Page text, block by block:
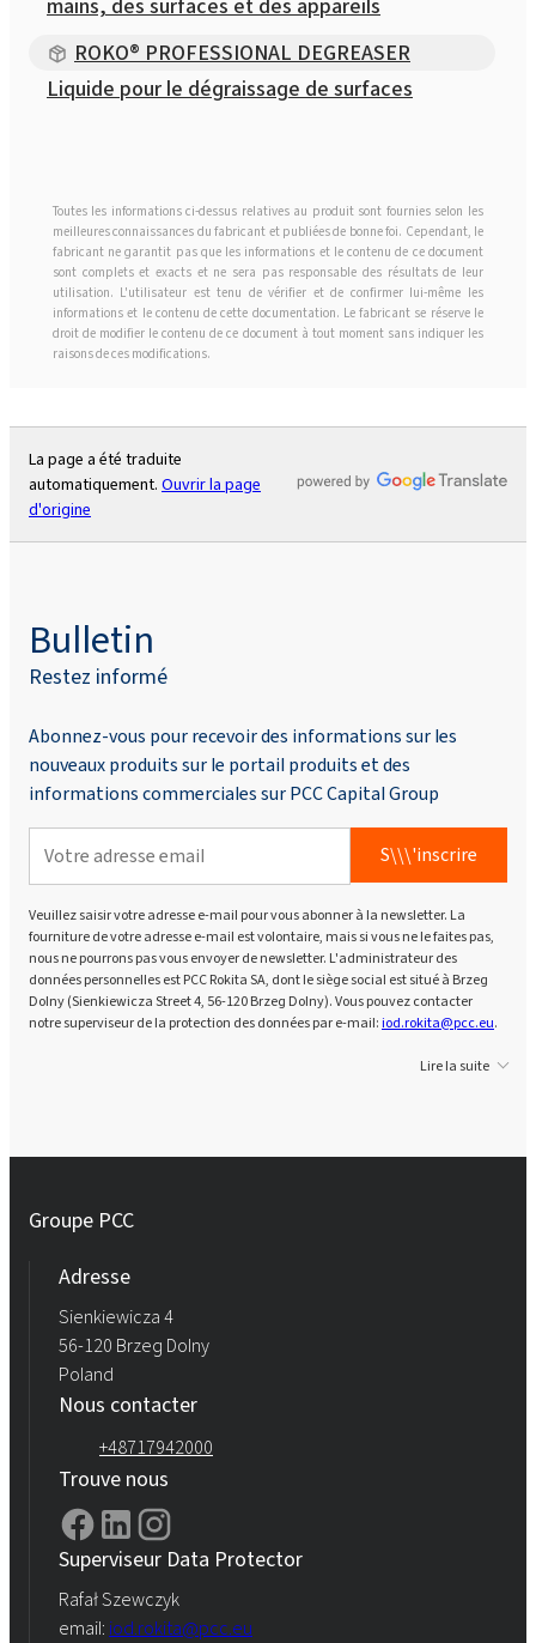
mains, des surfaces et des appareils
ROKO® PROFESSIONAL DEGREASER
Liquide pour le dégraissage de surfaces
Toutes les informations ci-dessus relatives au produit sont fournies selon les
meilleures connaissances du fabricant et publiées de bonne foi. Cependant, le
fabricant ne garantit pas que les informations et le contenu de ce document
sont complets et exacts et ne sera pas responsable des résultats de leur
utilisation. L'utilisateur est tenu de vérifier et de confirmer lui-même les
informations et le contenu de cette documentation. Le fabricant se réserve le
droit de modifier le contenu de ce document à tout moment sans indiquer les
raisons de ces modifications.
La page a été traduite
automatiquement. Ouvrir la page
d'origine
Bulletin
Restez informé
Abonnez-vous pour recevoir des informations sur les
nouveaux produits sur le portail produits et des
informations commerciales sur PCC Capital Group
S\\\'inscrire
Veuillez saisir votre adresse e-mail pour vous abonner à la newsletter. La
fourniture de votre adresse e-mail est volontaire, mais si vous ne le faites pas,
nous ne pourrons pas vous envoyer de newsletter. L'administrateur des
données personnelles est PCC Rokita SA, dont le siège social est situé à Brzeg
Dolny (Sienkiewicza Street 4, 56-120 Brzeg Dolny). Vous pouvez contacter
notre superviseur de la protection des données par e-mail:iod.rokita@pcc.eu.
Lire la suite
Groupe PCC
Adresse
Sienkiewicza 4
56-120 Brzeg Dolny
Poland
Nous contacter
+48717942000
Trouve nous
Superviseur Data Protector
Rafał Szewczyk
email: iod.rokita@pcc.eu